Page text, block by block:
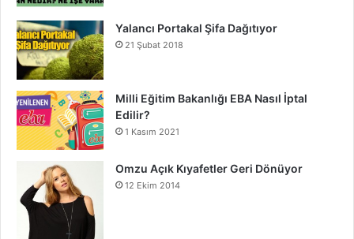
Yalancı Portakal Şifa Dağıtıyor
21 Şubat 2018
Milli Eğitim Bakanlığı EBA Nasıl İptal
Edilir?
1 Kasım 2021
Omzu Açık Kıyafetler Geri Dönüyor
12 Ekim 2014